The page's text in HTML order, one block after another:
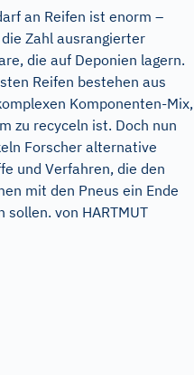
an Reifen ist enorm –
Zahl ausrangierter
die auf Deponien lagern.
Reifen bestehen aus
Komponenten-Mix,
zu recyceln ist. Doch nun
Forscher alternative
und Verfahren, die den
mit den Pneus ein Ende
sollen. von HARTMUT